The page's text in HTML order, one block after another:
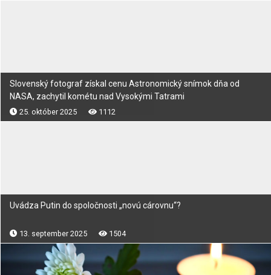
Slovenský fotograf získal cenu Astronomický snímok dňa od
NASA, zachytil kométu nad Vysokými Tatrami
25. október 2025 1112
Uvádza Putin do spoločnosti „novú cárovnu“?
13. september 2025 1504